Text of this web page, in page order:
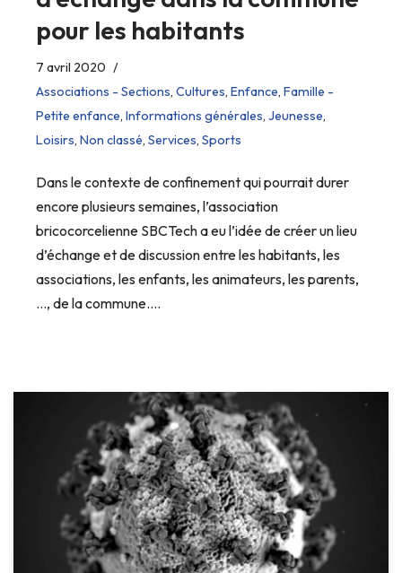
pour les habitants
7 avril 2020
Associations - Sections, Cultures, Enfance, Famille -
Petite enfance, Informations générales, Jeunesse,
Loisirs, Non classé, Services, Sports
Dans le contexte de confinement qui pourrait durer
encore plusieurs semaines, l’association
bricocorcelienne SBCTech a eu l’idée de créer un lieu
d’échange et de discussion entre les habitants, les
associations, les enfants, les animateurs, les parents,
…, de la commune.…